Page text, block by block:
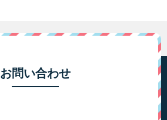
お問い合わせ